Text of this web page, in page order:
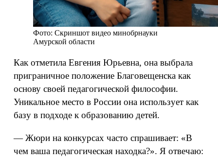
Фото: Скриншот видео минобрнауки
Амурской области
Как отметила Евгения Юрьевна, она выбрала
приграничное положение Благовещенска как
основу своей педагогической философии.
Уникальное место в России она использует как
базу в подходе к образованию детей.
— Жюри на конкурсах часто спрашивает: «В
чем ваша педагогическая находка?». Я отвечаю: